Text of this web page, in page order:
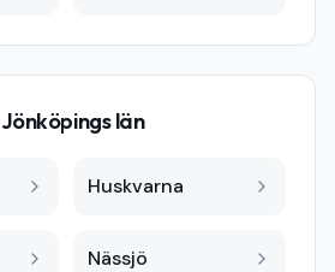
Jönköpings län
Huskvarna
Nässjö